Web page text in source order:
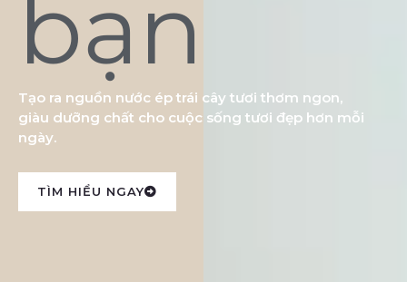
bạn
Tạo ra nguồn nước ép trái cây tươi thơm ngon,
giàu dưỡng chất cho cuộc sống tươi đẹp hơn mỗi
ngày.
TÌM HIỂU NGAY